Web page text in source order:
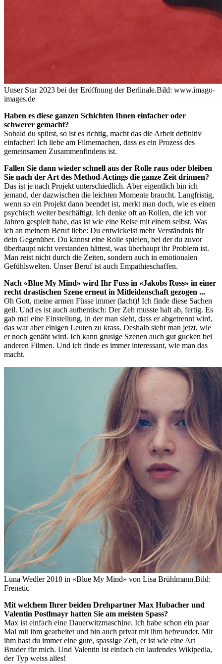
Unser Star 2023 bei der Eröffnung der Berlinale.Bild: www.imago-
images.de
Haben es diese ganzen Schichten Ihnen einfacher oder
schwerer gemacht?
Sobald du spürst, so ist es richtig, macht das die Arbeit definitiv
einfacher! Ich liebe am Filmemachen, dass es ein Prozess des
gemeinsamen Zusammenfindens ist.
Fallen Sie dann wieder schnell aus der Rolle raus oder bleiben
Sie nach der Art des Method-Actings die ganze Zeit drinnen?
Das ist je nach Projekt unterschiedlich. Aber eigentlich bin ich
jemand, der dazwischen die leichten Momente braucht. Langfristig,
wenn so ein Projekt dann beendet ist, merkt man doch, wie es einen
psychisch weiter beschäftigt. Ich denke oft an Rollen, die ich vor
Jahren gespielt habe, das ist wie eine Reise mit einem selbst. Was
ich an meinem Beruf liebe: Du entwickelst mehr Verständnis für
dein Gegenüber. Du kannst eine Rolle spielen, bei der du zuvor
überhaupt nicht verstanden hättest, was überhaupt ihr Problem ist.
Man reist nicht durch die Zeiten, sondern auch in emotionalen
Gefühlswelten. Unser Beruf ist auch Empathieschaffen.
Nach «Blue My Mind» wird Ihr Fuss in «Jakobs Ross» in einer
recht drastischen Szene erneut in Mitleidenschaft gezogen ...
Oh Gott, meine armen Füsse immer (lacht)! Ich finde diese Sachen
geil. Und es ist auch authentisch: Der Zeh musste halt ab, fertig. Es
gab mal eine Einstellung, in der man sieht, dass er abgetrennt wird,
das war aber einigen Leuten zu krass. Deshalb sieht man jetzt, wie
er noch genäht wird. Ich kann grusige Szenen auch gut gucken bei
anderen Filmen. Und ich finde es immer interessant, wie man das
macht.
Luna Wedler 2018 in «Blue My Mind» von Lisa Brühlmann.Bild:
Frenetic
Mit welchem Ihrer beiden Drehpartner Max Hubacher und
Valentin Postlmayr hatten Sie am meisten Spass?
Max ist einfach eine Dauerwitzmaschine. Ich habe schon ein paar
Mal mit ihm gearbeitet und bin auch privat mit ihm befreundet. Mit
ihm hast du immer eine gute, spassige Zeit, er ist wie eine Art
Bruder für mich. Und Valentin ist einfach ein laufendes Wikipedia,
der Typ weiss alles!